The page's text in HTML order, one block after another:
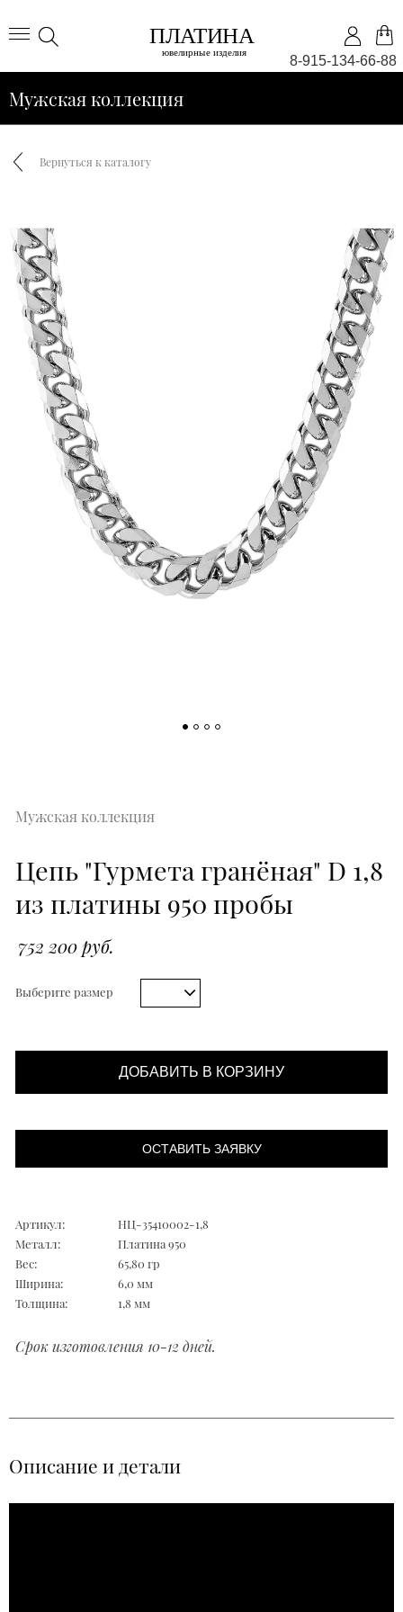
8-915-134-66-88
Мужская коллекция
Вернуться к каталогу
Мужская коллекция
Цепь "Гурмета гранёная" D 1,8
из платины 950 пробы
752 200 руб.
Выберите размер
ДОБАВИТЬ В КОРЗИНУ
ОСТАВИТЬ ЗАЯВКУ
Артикул:
НЦ-35410002-1,8
Металл:
Платина 950
Вес:
65,80 гр
Ширина:
6,0 мм
Толщина:
1,8 мм
Срок изготовления 10-12 дней.
Описание и детали